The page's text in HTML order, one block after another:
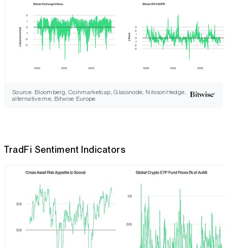
Source: Bloomberg, Coinmarketcap, Glassnode, NilssonHedge,
alternative.me, Bitwise Europe
TradFi Sentiment Indicators